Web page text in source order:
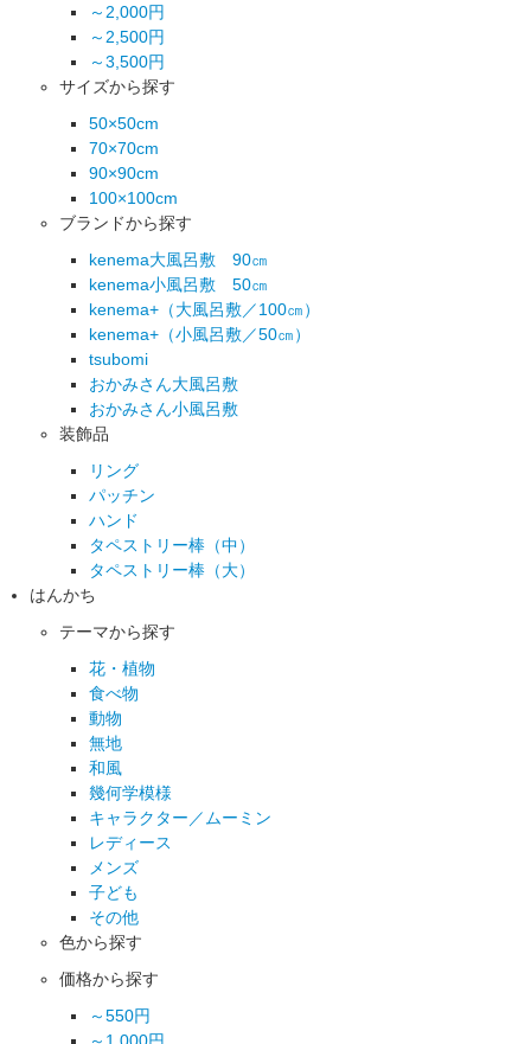
～2,000円
～2,500円
～3,500円
サイズから探す
50×50cm
70×70cm
90×90cm
100×100cm
ブランドから探す
kenema大風呂敷 90㎝
kenema小風呂敷 50㎝
kenema+（大風呂敷／100㎝）
kenema+（小風呂敷／50㎝）
tsubomi
おかみさん大風呂敷
おかみさん小風呂敷
装飾品
リング
パッチン
ハンド
タペストリー棒（中）
タペストリー棒（大）
はんかち
テーマから探す
花・植物
食べ物
動物
無地
和風
幾何学模様
キャラクター／ムーミン
レディース
メンズ
子ども
その他
色から探す
価格から探す
～550円
～1,000円